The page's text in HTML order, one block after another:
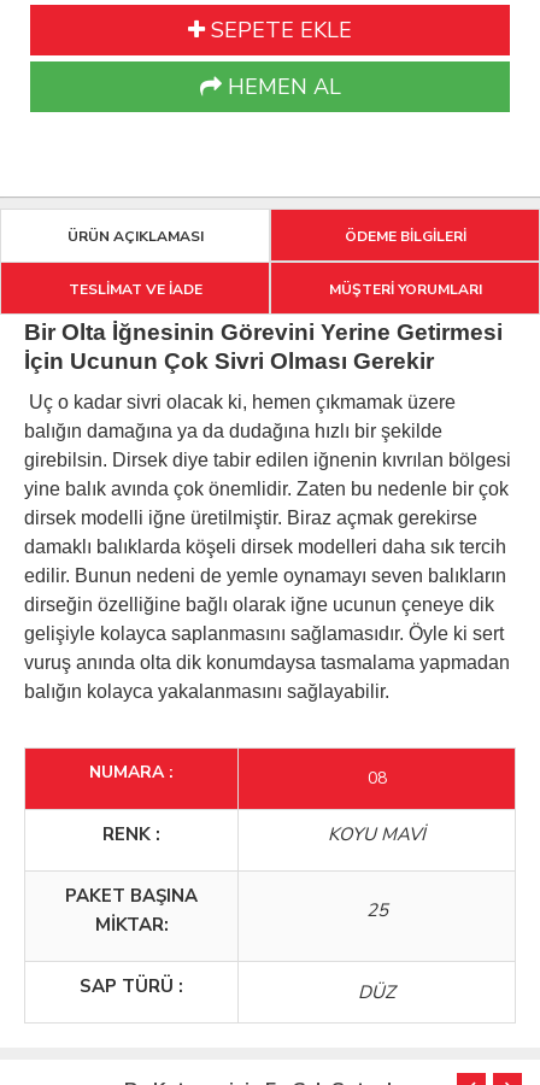
SEPETE EKLE
HEMEN AL
ÜRÜN AÇIKLAMASI ÖDEME BİLGİLERİ
TESLİMAT VE İADE MÜŞTERİ YORUMLARI
Bir Olta İğnesinin Görevini Yerine Getirmesi
İçin Ucunun Çok Sivri Olması Gerekir
Uç o kadar sivri olacak ki, hemen çıkmamak üzere
balığın damağına ya da dudağına hızlı bir şekilde
girebilsin. Dirsek diye tabir edilen iğnenin kıvrılan bölgesi
yine balık avında çok önemlidir. Zaten bu nedenle bir çok
dirsek modelli iğne üretilmiştir. Biraz açmak gerekirse
damaklı balıklarda köşeli dirsek modelleri daha sık tercih
edilir. Bunun nedeni de yemle oynamayı seven balıkların
dirseğin özelliğine bağlı olarak iğne ucunun çeneye dik
gelişiyle kolayca saplanmasını sağlamasıdır. Öyle ki sert
vuruş anında olta dik konumdaysa tasmalama yapmadan
balığın kolayca yakalanmasını sağlayabilir.
NUMARA : 08
RENK : KOYU MAVİ
PAKET BAŞINA
MİKTAR:
25
SAP TÜRÜ : DÜZ